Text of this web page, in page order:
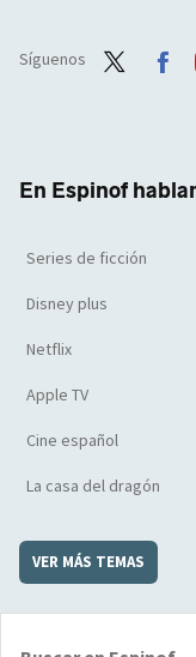
Síguenos
En Espinof
Series de ficción
Disney plus
Netflix
Apple TV
Cine español
La casa del dragón
VER MÁS TEMAS